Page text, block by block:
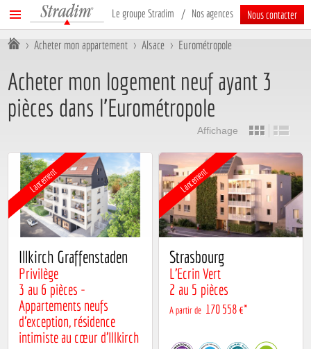
Stradim Le groupe Stradim Nos agences Nous contacter
Menu
principal
Vous êtes ici :
> Acheter mon appartement > Alsace > Eurométropole
Acheter mon logement neuf ayant 3
pièces dans l'Eurométropole
Affichage
Lancement
Illkirch Graffenstaden
Privilège
3 au 6 pièces -
Appartements neufs
d’exception, résidence
intimiste au cœur d’Illkirch
Lancement
Strasbourg
L’Ecrin Vert
2 au 5 pièces
A partir de 170 558 €*